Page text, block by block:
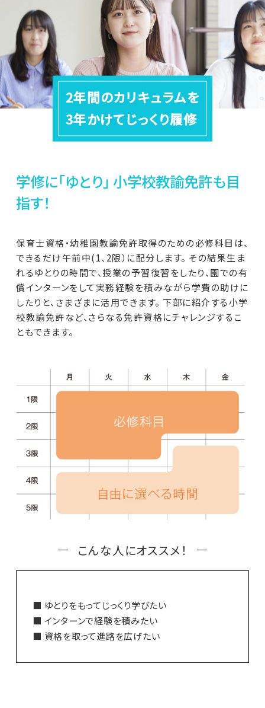
2年間のカリキュラムを
3年かけてじっくり履修
学修に「ゆとり」 小学校教諭免許も目
指す！
保育士資格・幼稚園教諭免許取得のための必修科目は、
できるだけ午前中(1、2限）に配分します。 その結果生ま
れるゆとりの時間で、授業の予習復習をしたり、園での有
償インターンをして実務経験を積みながら学費の助けに
したりと、さまざまに活用できます。 下部に紹介する小学
校教諭免許など、さらなる免許資格にチャレンジするこ
ともできます。
こんな人にオススメ！
■ ゆとりをもってじっくり学びたい
■ インターンで経験を積みたい
■ 資格を取って進路を広げたい